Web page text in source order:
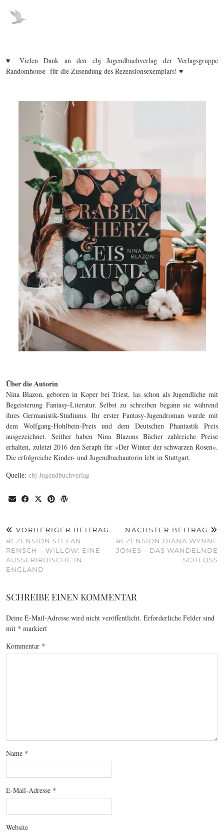
♥ Vielen Dank an den cbj Jugendbuchverlag der Verlagsgruppe
Randomhouse für die Zusendung des Rezensionsexemplars! ♥
Über die Autorin
Nina Blazon, geboren in Koper bei Triest, las schon als Jugendliche mit
Begeisterung Fantasy-Literatur. Selbst zu schreiben begann sie während
ihres Germanistik-Studiums. Ihr erster Fantasy-Jugendroman wurde mit
dem Wolfgang-Hohlbein-Preis und dem Deutschen Phantastik Preis
ausgezeichnet. Seither haben Nina Blazons Bücher zahlreiche Preise
erhalten, zuletzt 2016 den Seraph für »Der Winter der schwarzen Rosen«.
Die erfolgreiche Kinder- und Jugendbuchautorin lebt in Stuttgart.
Quelle: cbj Jugendbuchverlag
VORHERIGER BEITRAG
REZENSION STEFAN
RENSCH – WILLOW: EINE
AUSSERIRDISCHE IN E
NGLAND
NÄCHSTER BEITRAG
REZENSION DIANA WYNNE
JONES – DAS WANDELNDE
SCHLOSS
SCHREIBE EINEN KOMMENTAR
Deine E-Mail-Adresse wird nicht veröffentlicht. Erforderliche Felder sind
mit * markiert
Kommentar *
Name *
E-Mail-Adresse *
Website